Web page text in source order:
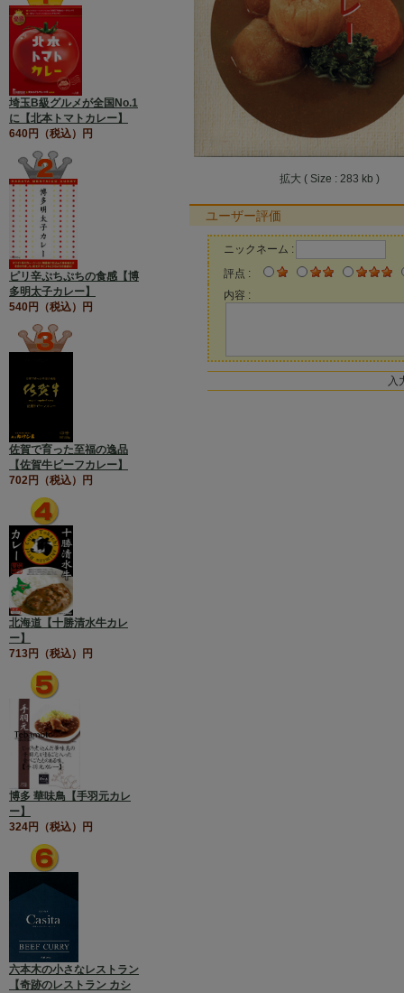
埼玉B級グルメが全国No.1
に【北本トマトカレー】
640円（税込）円
ピリ辛ぷちぷちの食感【博
多明太子カレー】
540円（税込）円
佐賀で育った至福の逸品
【佐賀牛ビーフカレー】
702円（税込）円
北海道【十勝清水牛カレ
ー】
713円（税込）円
博多 華味鳥【手羽元カレ
ー】
324円（税込）円
六本木の小さなレストラン
【奇跡のレストラン カシ
拡大 ( Size : 283 kb )
ユーザー評価
ニックネーム :
評点 :
内容 :
入